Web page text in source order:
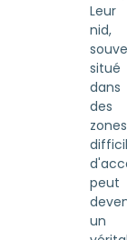
Leur
nid,
situé
dans
des
zones
peut
un